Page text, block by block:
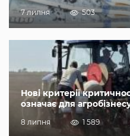
7 липня 503
Нові критерії
означає для
8 липня 1 589